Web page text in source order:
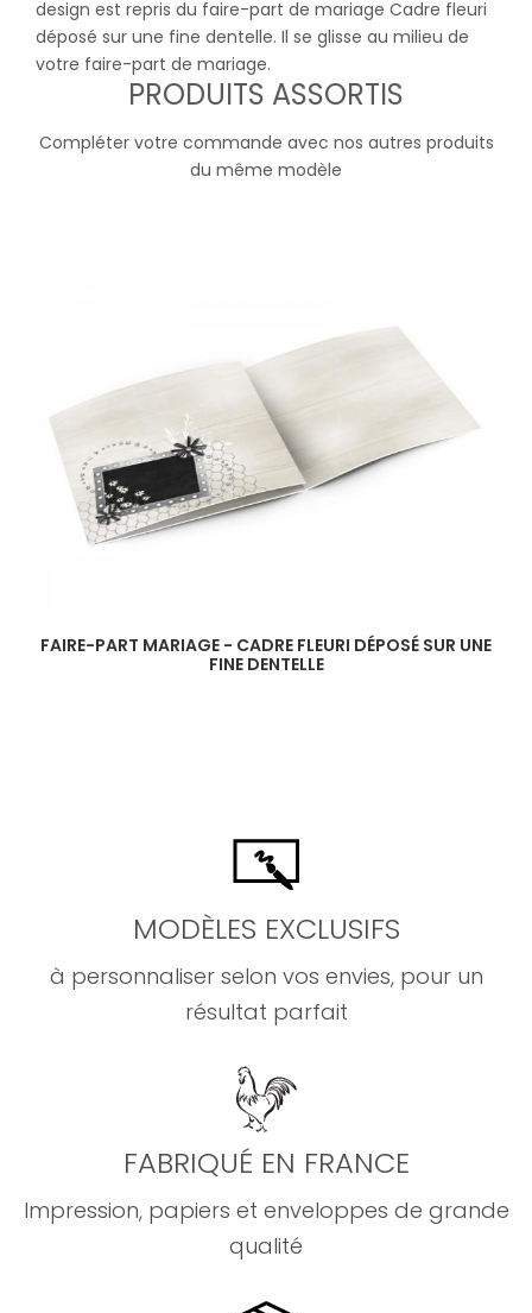
design est repris du faire-part de mariage Cadre fleuri
déposé sur une fine dentelle. Il se glisse au milieu de
votre faire-part de mariage.
PRODUITS ASSORTIS
Compléter votre commande avec nos autres produits
du même modèle
FAIRE-PART MARIAGE - CADRE FLEURI DÉPOSÉ SUR UNE
FINE DENTELLE
MODÈLES EXCLUSIFS
à personnaliser selon vos envies, pour un
résultat parfait
FABRIQUÉ EN FRANCE
Impression, papiers et enveloppes de grande
qualité